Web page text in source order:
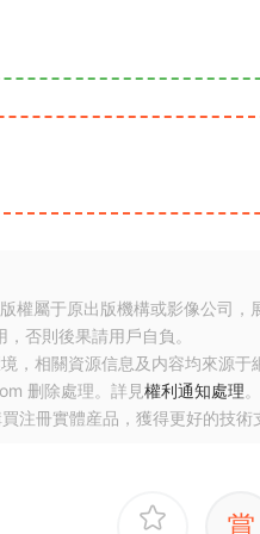
權屬于原出版機構或影像公司
否則後果請用戶自負。
，相關資源信息及内容均來源
删除處理。詳見權利通知處理。
注冊實體産品，獲得更好的技術
賞